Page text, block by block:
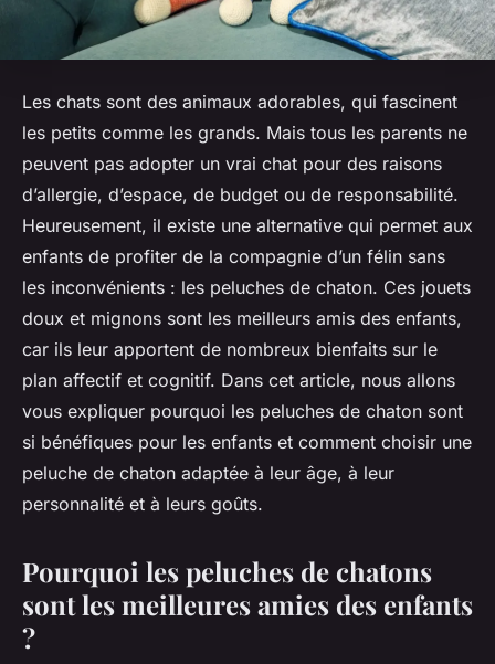
Les chats sont des animaux adorables, qui fascinent
les petits comme les grands. Mais tous les parents ne
peuvent pas adopter un vrai chat pour des raisons
d’allergie, d’espace, de budget ou de responsabilité.
Heureusement, il existe une alternative qui permet aux
enfants de profiter de la compagnie d’un félin sans
les inconvénients : les peluches de chaton. Ces jouets
doux et mignons sont les meilleurs amis des enfants,
car ils leur apportent de nombreux bienfaits sur le
plan affectif et cognitif. Dans cet article, nous allons
vous expliquer pourquoi les peluches de chaton sont
si bénéfiques pour les enfants et comment choisir une
peluche de chaton adaptée à leur âge, à leur
personnalité et à leurs goûts.
Pourquoi les peluches de chatons
sont les meilleures amies des enfants
?